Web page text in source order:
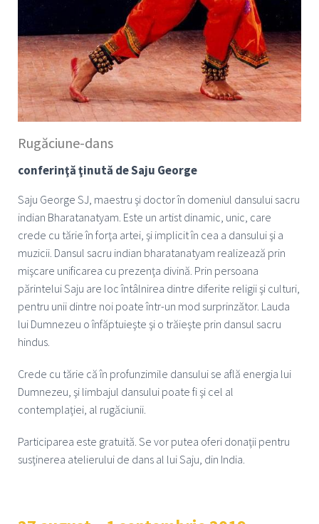
Rugăciune-dans
conferinţă ţinută de Saju George
Saju George SJ, maestru şi doctor în domeniul dansului sacru
indian Bharatanatyam. Este un artist dinamic, unic, care
crede cu tărie în forţa artei, şi implicit în cea a dansului şi a
muzicii. Dansul sacru indian bharatanatyam realizează prin
mişcare unificarea cu prezenţa divină. Prin persoana
părintelui Saju are loc întâlnirea dintre diferite religii şi culturi,
pentru unii dintre noi poate într-un mod surprinzător. Lauda
lui Dumnezeu o înfăptuieşte şi o trăieşte prin dansul sacru
hindus.
Crede cu tărie că în profunzimile dansului se află energia lui
Dumnezeu, şi limbajul dansului poate fi şi cel al
contemplaţiei, al rugăciunii.
Participarea este gratuită. Se vor putea oferi donaţii pentru
susţinerea atelierului de dans al lui Saju, din India.